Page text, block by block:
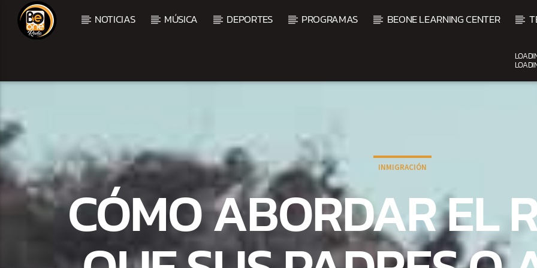
NOTICIAS MÚSICA DEPORTES PROGRAMAS BEONE LEARNING CENTER
CURRENT SHOW
MEZCLA TROPICAL Y SALSA
1:00 PM
UPCOMING SHOW
BALADAS Y VALLENATO
INMIGRACIÓN
CÓMO ABORDAR EL